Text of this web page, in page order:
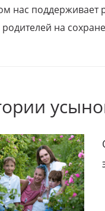
нас поддерживает
на